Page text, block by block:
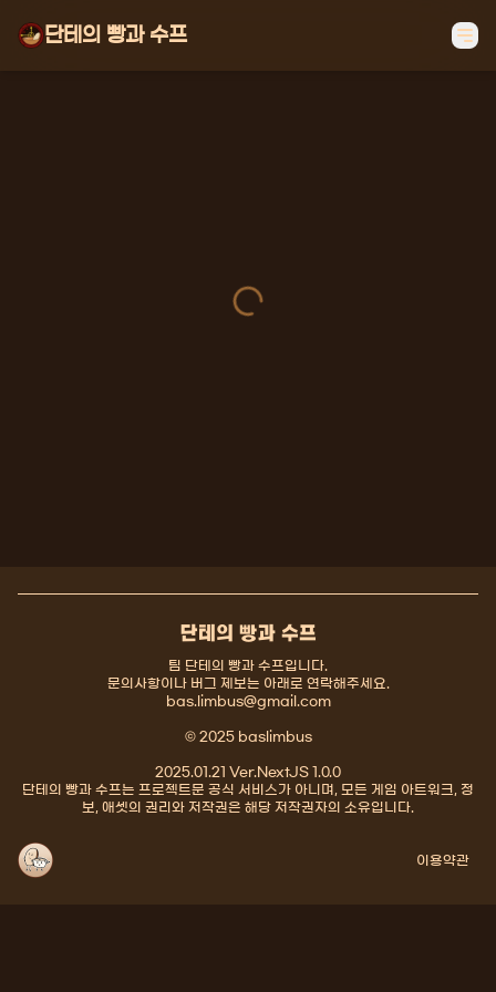
단테의 빵과 수프
단테의 빵과 수프
팀 단테의 빵과 수프입니다.
문의사항이나 버그 제보는 아래로 연락해주세요.
bas.limbus@gmail.com
© 2025 baslimbus
2025.01.21 Ver.NextJS 1.0.0
단테의 빵과 수프는 프로젝트문 공식 서비스가 아니며, 모든 게임 아트워크, 정
보, 애셋의 권리와 저작권은 해당 저작권자의 소유입니다.
이용약관